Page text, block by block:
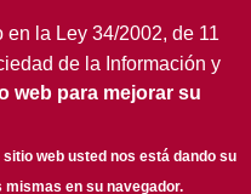
la Ley 34/2002, de 11
de la Información y
en otras normas de
conocimiento de los
de Sevillalos
general...leer más
web para mejorar su
web usted nos está dando su
en su navegador.